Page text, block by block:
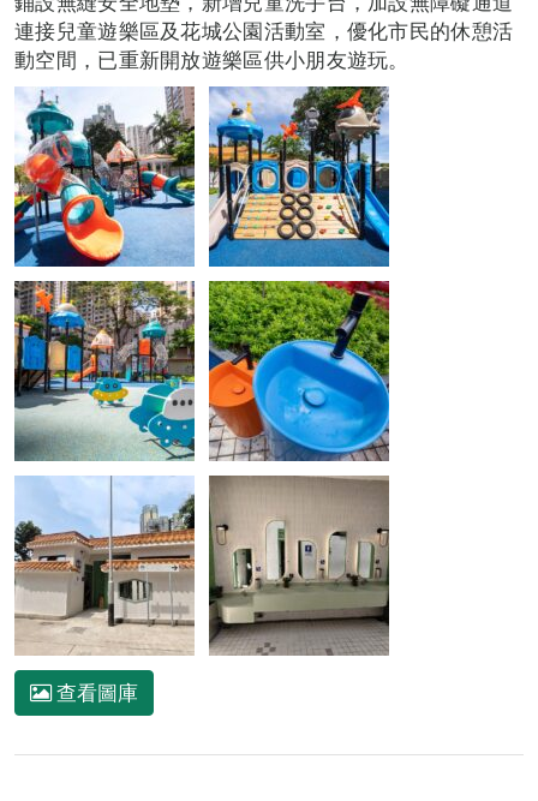
連接兒童遊樂區及花城公園活動室，優化市民的休憩活
動空間，已重新開放遊樂區供小朋友遊玩。
查看圖庫